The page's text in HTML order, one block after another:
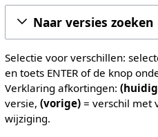
Naar versies zoeken
Selectie voor verschillen:
en toets ENTER of de knop
Verklaring afkortingen:
versie, (vorige)= verschil met
wijziging.